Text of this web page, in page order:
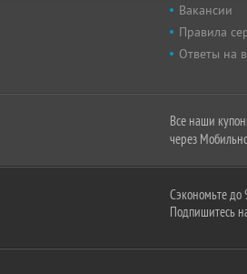
Вакансии
Правила
Ответы на
Все наши
через
Сэкономьте до
Подпишитесь